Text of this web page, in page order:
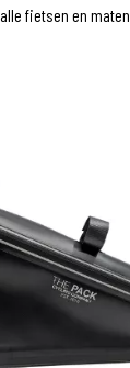
fietsen en maten.